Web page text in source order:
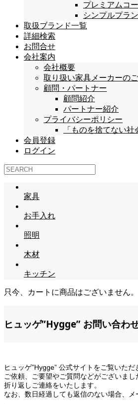
プレミアムコ
シンプルプラ
取扱ブランド一覧
詳細検索
お問合せ
会社案内
会社概要
取り扱い家具メーカーの
顧問・パートナー
顧問紹介
パートナー紹介
プライバシーポリシー
「ものを捨てない社
会員登録
ログイン
家具
お手入れ
照明
木材
キッチン
只今、カートに商品はございません。
ヒュッゲ”Hygge” お問い合わ
ヒュッゲ”Hygge” 公式サイトをご覧いただ
ご依頼、ご要望やご質問などがございま
折り返しご連絡をいたします。
なお、数日経過しても返信のない場合、